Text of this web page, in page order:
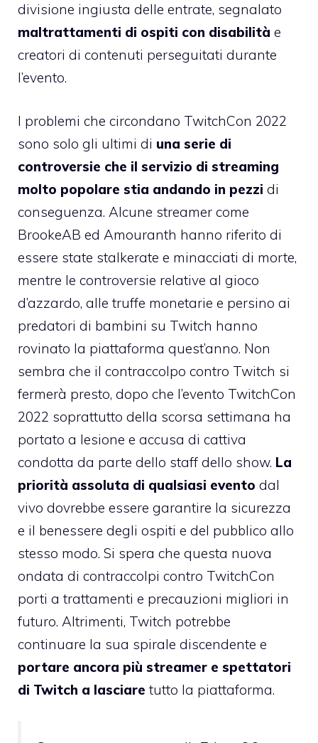
divisione ingiusta delle entrate, segnalato
maltrattamenti di ospiti con disabilità e
creatori di contenuti perseguitati durante
l’evento.
I problemi che circondano TwitchCon 2022
sono solo gli ultimi di una serie di
controversie che il servizio di streaming
molto popolare stia andando in pezzi di
conseguenza. Alcune streamer come
BrookeAB ed Amouranth hanno riferito di
essere state stalkerate e minacciati di morte,
mentre le controversie relative al gioco
d’azzardo, alle truffe monetarie e persino ai
predatori di bambini su Twitch hanno
rovinato la piattaforma quest’anno. Non
sembra che il contraccolpo contro Twitch si
fermerà presto, dopo che l’evento TwitchCon
2022 soprattutto della scorsa settimana ha
portato a lesione e accusa di cattiva
condotta da parte dello staff dello show. La
priorità assoluta di qualsiasi evento dal
vivo dovrebbe essere garantire la sicurezza
e il benessere degli ospiti e del pubblico allo
stesso modo. Si spera che questa nuova
ondata di contraccolpi contro TwitchCon
porti a trattamenti e precauzioni migliori in
futuro. Altrimenti, Twitch potrebbe
continuare la sua spirale discendente e
portare ancora più streamer e spettatori
di Twitch a lasciare tutto la piattaforma.